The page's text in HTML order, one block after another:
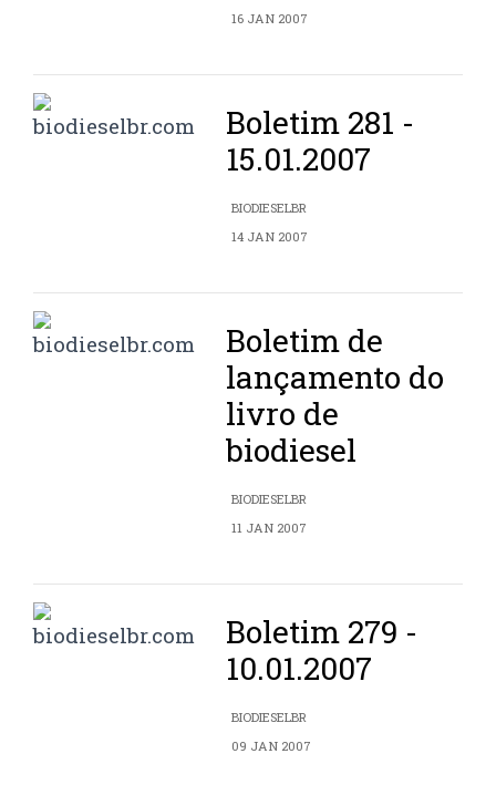
16 JAN 2007
Boletim 281 -
15.01.2007
BIODIESELBR
14 JAN 2007
Boletim de
lançamento do
livro de
biodiesel
BIODIESELBR
11 JAN 2007
Boletim 279 -
10.01.2007
BIODIESELBR
09 JAN 2007